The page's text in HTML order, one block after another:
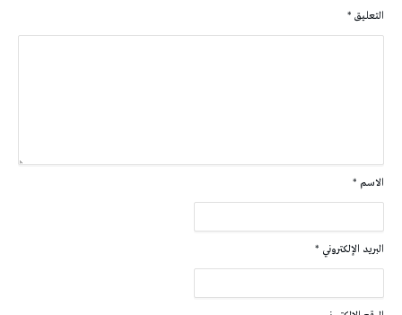
التعليق *
الاسم *
البريد الإلكتروني *